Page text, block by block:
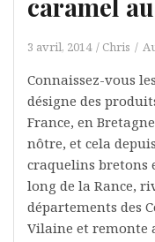
caramel
3 avril, 2014 Chris
Connaissez-vous
désigne des
France, en
nôtre, et cela
craquelins bretons
long de la Rance,
départements des
Vilaine et remonte